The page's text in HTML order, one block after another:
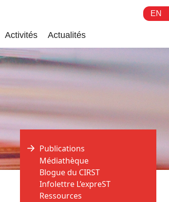
EN
Activités Actualités
Publications
Médiathèque
Blogue du CIRST
Infolettre L’expreST
Ressources